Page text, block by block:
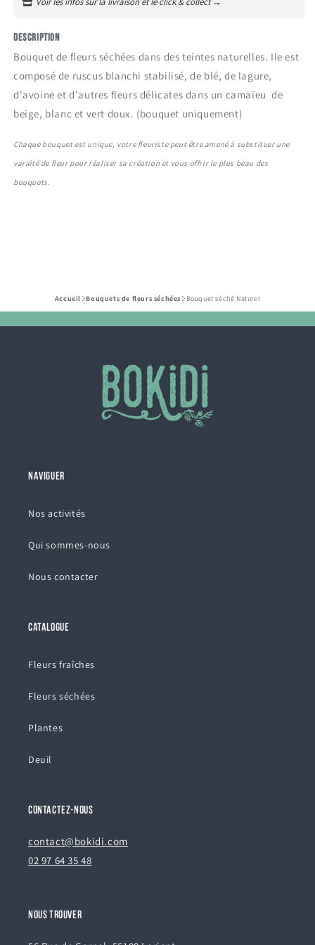
Fêtes des grands-mères
Fêtes des grands-pères
Pour faire plaisir
Pour dire merci
Description
Bouquet de fleurs séchées dans des teintes naturelles. Ile est
composé de ruscus blanchi stabilisé, de blé, de lagure,
d'avoine et d'autres fleurs délicates dans un camaïeu de
beige, blanc et vert doux. (bouquet uniquement)
Chaque bouquet est unique, votre fleuriste peut être amené à substituer une
variété de fleur pour réaliser sa création et vous offrir le plus beau des
bouquets.
Accueil Bouquets de fleurs séchées Bouquet séché Naturel
NAVIGUER
Nos activités
Qui sommes-nous
Nous contacter
CATALOGUE
Fleurs fraîches
Fleurs séchées
Plantes
Deuil
CONTACTEZ-NOUS
contact@bokidi.com
02 97 64 35 48
NOUS TROUVER